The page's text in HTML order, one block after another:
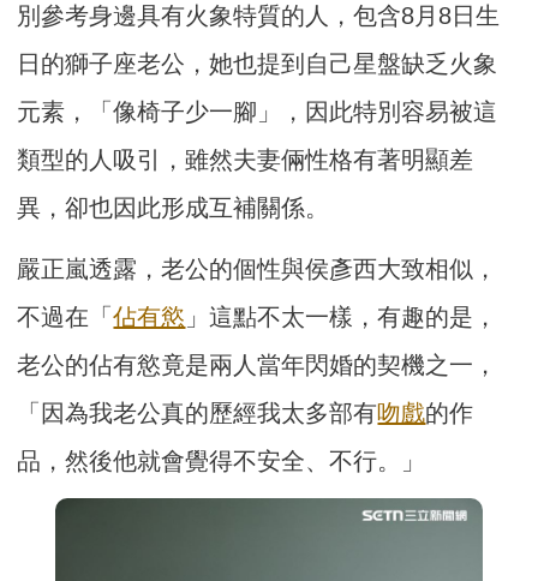
別參考身邊具有火象特質的人，包含8月8日生
日的獅子座老公，她也提到自己星盤缺乏火象
元素，「像椅子少一腳」，因此特別容易被這
類型的人吸引，雖然夫妻倆性格有著明顯差
異，卻也因此形成互補關係。
嚴正嵐透露，老公的個性與侯彥西大致相似，
不過在「佔有慾 」這點不太一樣，有趣的是，
老公的佔有慾竟是兩人當年閃婚的契機之一，
「因為我老公真的歷經我太多部有吻戲的作
品，然後他就會覺得不安全、不行。」